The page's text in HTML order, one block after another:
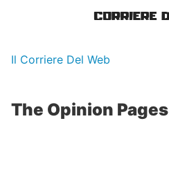
Il Corriere Del Web
The Opinion Pages